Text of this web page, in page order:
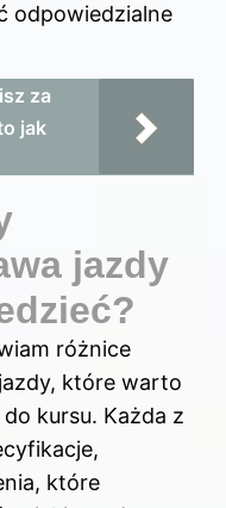
odpowiedzialne
za
jak
jazdy
różnice
które warto
kursu. Każda z
które